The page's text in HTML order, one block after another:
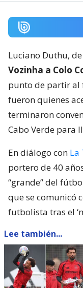
Luciano Duthu,
Vozinha a Colo
punto de partir al
fueron quienes
terminaron
Cabo Verde para
En diálogo con La
portero de 40
“grande” del
que se comunicó
futbolista tras el
Lee también...